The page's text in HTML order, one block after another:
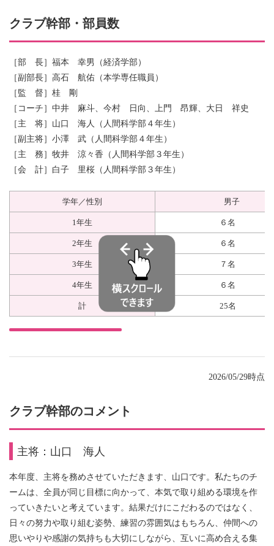
クラブ幹部・部員数
［部 長］福本 幸男（経済学部）
［副部長］高石 航佑（本学専任職員）
［監 督］桂 剛
［コーチ］中井 麻斗、今村 日向、上門 昂輝、大日 祥史
［主 将］山口 海人（人間科学部４年生）
［副主将］小澤 武（人間科学部４年生）
［主 務］牧井 涼々香（人間科学部３年生）
［会 計］白子 里桜（人間科学部３年生）
学年／性別 男子
1年生 ６名
2年生 ６名
3年生 ７名
4年生 ６名
計 25名
2026/05/29時点
クラブ幹部のコメント
主将：山口 海人
本年度、主将を務めさせていただきます、山口です。私たちのチ
ームは、全員が同じ目標に向かって、本気で取り組める環境を作
っていきたいと考えています。結果だけにこだわるのではなく、
日々の努力や取り組む姿勢、練習の雰囲気はもちろん、仲間への
思いやりや感謝の気持ちも大切にしながら、互いに高め合える集